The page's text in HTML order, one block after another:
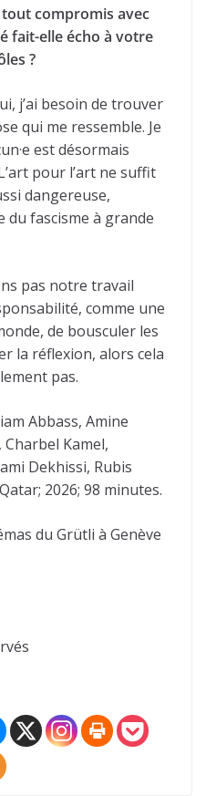
compromis avec
fait-elle écho à votre
?
j’ai besoin de trouver
qui me ressemble. Je
est désormais
pour l’art ne suffit
dangereuse,
du fascisme à grande
pas notre travail
comme une
de bousculer les
la réflexion, alors cela
pas.
Abbass, Amine
Kamel,
Dekhissi, Rubis
2026; 98 minutes.
du Grütli à Genève